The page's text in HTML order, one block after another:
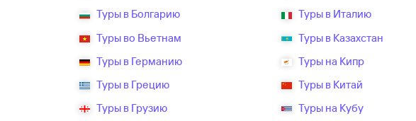
Туры в Болгарию
Туры во Вьетнам
Туры в Германию
Туры в Грецию
Туры в Грузию
Туры в Италию
Туры в Казахстан
Туры на Кипр
Туры в Китай
Туры на Кубу